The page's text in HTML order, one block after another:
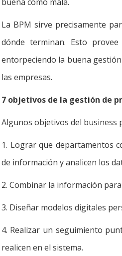
La BPM sirve precisamente
dónde terminan. Esto
entorpeciendo la buena
las empresas.
7 objetivos de la gestión de
Algunos objetivos del business
1. Lograr que departamentos
de información y analicen los
2. Combinar la información
3. Diseñar modelos digitales
4. Realizar un seguimiento
realicen en el sistema.